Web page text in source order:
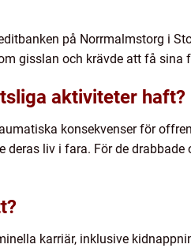
på Norrmalmstorg i
gisslan och krävde att få
aktiviteter haft?
konsekvenser för
liv i fara. För de drabbade
karriär, inklusive